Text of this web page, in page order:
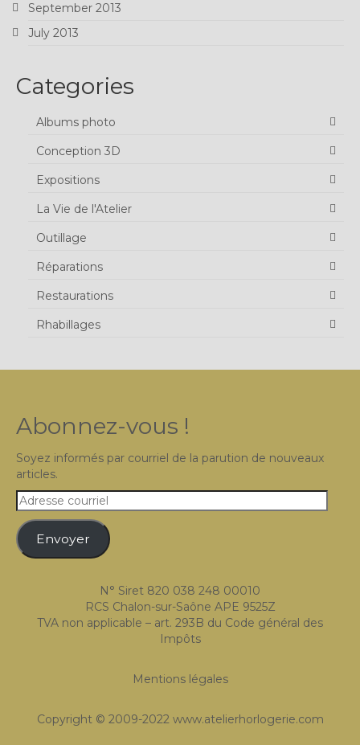
September 2013
July 2013
Categories
Albums photo
Conception 3D
Expositions
La Vie de l'Atelier
Outillage
Réparations
Restaurations
Rhabillages
Abonnez-vous !
Soyez informés par courriel de la parution de nouveaux
articles.
Adresse
courriel
Envoyer
N° Siret 820 038 248 00010
RCS Chalon-sur-Saône APE 9525Z
TVA non applicable – art. 293B du Code général des
Impôts
Mentions légales
Copyright © 2009-2022 www.atelierhorlogerie.com